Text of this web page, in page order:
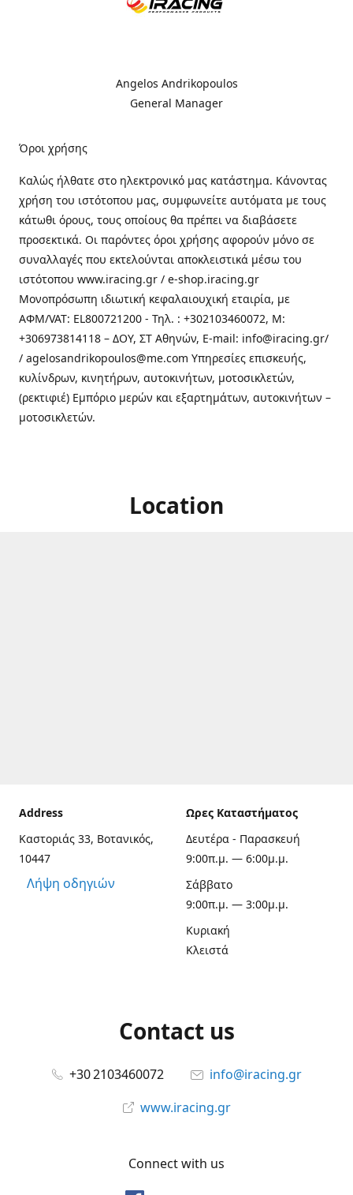
Angelos Andrikopoulos
General Manager
Όροι χρήσης
Καλώς ήλθατε στo ηλεκτρονικό μας κατάστημα. Κάνοντας
χρήση του ιστότοπου μας, συμφωνείτε αυτόματα με τους
κάτωθι όρους, τους οποίους θα πρέπει να διαβάσετε
προσεκτικά. Οι παρόντες όροι χρήσης αφορούν μόνο σε
συναλλαγές που εκτελούνται αποκλειστικά μέσω του
ιστότοπου www.iracing.gr / e-shop.iracing.gr
Μονοπρόσωπη ιδιωτική κεφαλαιουχική εταιρία, με
ΑΦΜ/VAT: EL800721200 - Τηλ. : +302103460072, M:
+306973814118 – ΔΟΥ, ΣΤ Αθηνών, E-mail: info@iracing.gr/
/ agelosandrikopoulos@me.com Υπηρεσίες επισκευής,
κυλίνδρων, κινητήρων, αυτοκινήτων, μοτοσικλετών,
(ρεκτιφιέ) Εμπόριο μερών και εξαρτημάτων, αυτοκινήτων –
μοτοσικλετών.
Location
Address
Καστοριάς 33, Βοτανικός,
10447
Λήψη οδηγιών
Ωρες Καταστήματος
Δευτέρα - Παρασκευή
9:00π.μ. — 6:00μ.μ.
Σάββατο
9:00π.μ. — 3:00μ.μ.
Κυριακή
Κλειστά
Contact us
+30 2103460072
info@iracing.gr
www.iracing.gr
Connect with us